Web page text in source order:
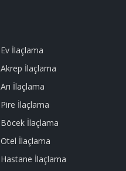
Ev İlaçlama
Akrep İlaçlama
Arı İlaçlama
Pire İlaçlama
Böcek İlaçlama
Otel İlaçlama
Hastane İlaçlama